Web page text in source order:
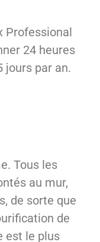
Professional
24 heures
jours par an.
Tous les
au mur,
de sorte que
de
est le plus